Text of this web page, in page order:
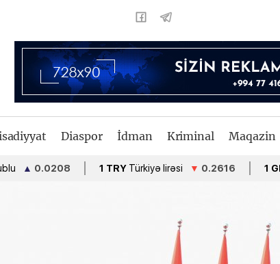
Diaspor İdman Kriminal Maqazin
1 TRY Türkiyə lirəsi ▼0.2616 1 GBP